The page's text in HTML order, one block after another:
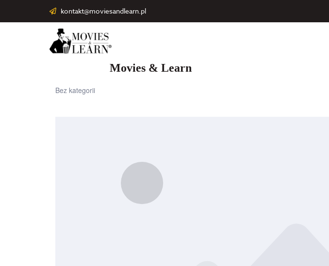
kontakt@moviesandlearn.pl
Movies & Learn
Bez kategorii